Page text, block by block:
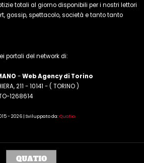
totali al giorno disponibili per i nostri lettori
gossip, spettacolo, società e tanto tanto
portali del network di:
-Web Agency di Torino
211 - 10141 - ( TORINO )
1268614
- 2026 | Sviluppato da:Quatio